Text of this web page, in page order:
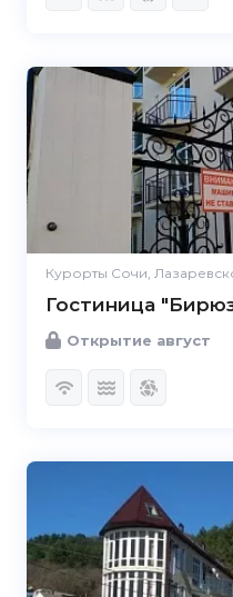
Курорты Сочи,
Гостиница
Открытие август